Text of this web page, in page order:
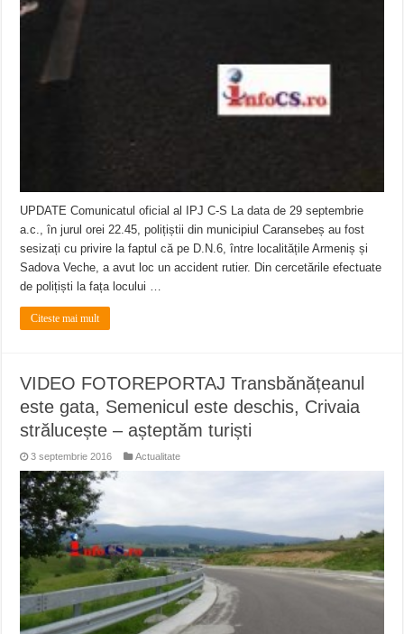
UPDATE Comunicatul oficial al IPJ C-S La data de 29 septembrie
a.c., în jurul orei 22.45, polițiștii din municipiul Caransebeș au fost
sesizați cu privire la faptul că pe D.N.6, între localitățile Armeniș și
Sadova Veche, a avut loc un accident rutier. Din cercetările efectuate
de polițiști la fața locului …
Citeste mai mult
VIDEO FOTOREPORTAJ Transbănățeanul
este gata, Semenicul este deschis, Crivaia
strălucește – așteptăm turiști
3 septembrie 2016 Actualitate